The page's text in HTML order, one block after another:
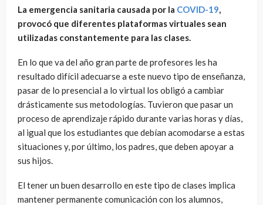
La emergencia sanitaria causada por la COVID-19,
provocó que diferentes plataformas virtuales sean
utilizadas constantemente para las clases.
En lo que va del año gran parte de profesores les ha
resultado difícil adecuarse a este nuevo tipo de enseñanza,
pasar de lo presencial a lo virtual los obligó a cambiar
drásticamente sus metodologías. Tuvieron que pasar un
proceso de aprendizaje rápido durante varias horas y días,
al igual que los estudiantes que debían acomodarse a estas
situaciones y, por último, los padres, que deben apoyar a
sus hijos.
El tener un buen desarrollo en este tipo de clases implica
mantener permanente comunicación con los alumnos,